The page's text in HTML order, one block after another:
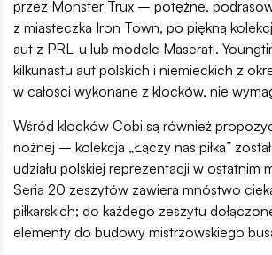
przez Monster Trux – potężne,
z miasteczka Iron Town, po piękną
aut z PRL-u lub modele Maserati.
kilkunastu aut polskich i niemieckich z
w całości wykonane z klocków, nie
Wśród klocków Cobi są również
nożnej – kolekcja „Łączy nas piłka”
udziału polskiej reprezentacji w ostatnim
Seria 20 zeszytów zawiera mnóstwo
piłkarskich; do każdego zeszytu
elementy do budowy mistrzowskiego